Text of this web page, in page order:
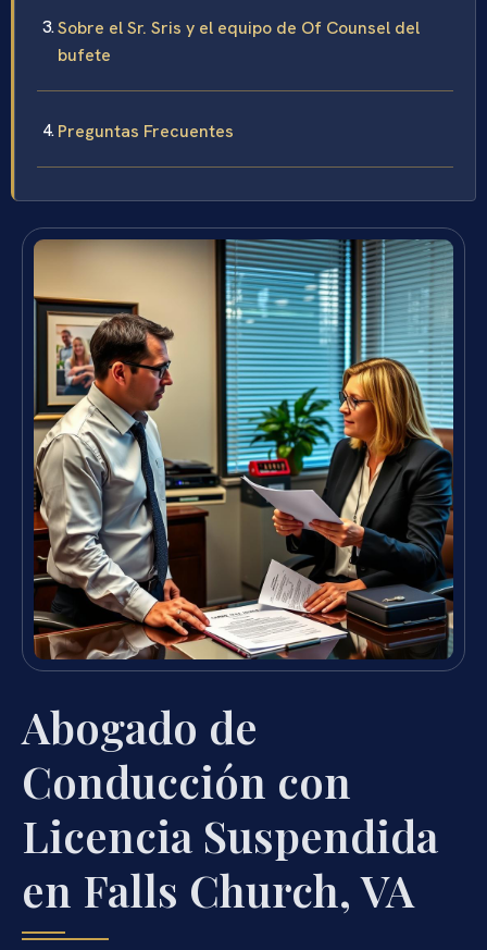
Sobre el Sr. Sris y el equipo de Of Counsel del
bufete
Preguntas Frecuentes
Abogado de
Conducción con
Licencia Suspendida
en Falls Church, VA